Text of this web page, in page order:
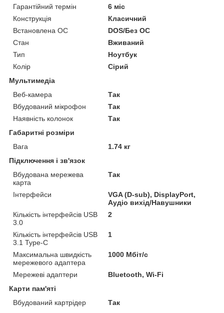
Гарантійний термін
6 міс
Конструкція
Класичний
Встановлена ОС
DOS/Без ОС
Стан
Вживаний
Тип
Ноутбук
Колір
Сірий
Мультимедіа
Веб-камера
Так
Вбудований мікрофон
Так
Наявність колонок
Так
Габаритні розміри
Вага
1.74 кг
Підключення і зв'язок
Вбудована мережева
карта
Так
Інтерфейси
VGA (D-sub), DisplayPort,
Аудіо вихід/Навушники
Кількість інтерфейсів USB
3.0
2
Кількість інтерфейсів USB
3.1 Type-C
1
Максимальна швидкість
мережевого адаптера
1000 Мбіт/с
Мережеві адаптери
Bluetooth, Wi-Fi
Карти пам'яті
Вбудований картрідер
Так